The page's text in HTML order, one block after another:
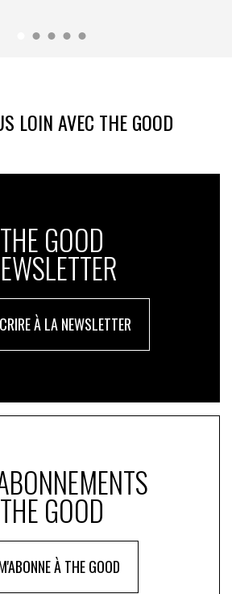
LOIN AVEC THE GOOD
THE GOOD
À LA NEWSLETTER
THE GOOD
À THE GOOD